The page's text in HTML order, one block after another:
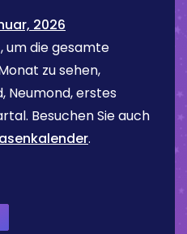
2026
, um die gesamte
zu sehen,
Neumond, erstes
Besuchen Sie auch
.